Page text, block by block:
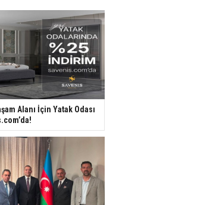
Alanı İçin Yatak Odası